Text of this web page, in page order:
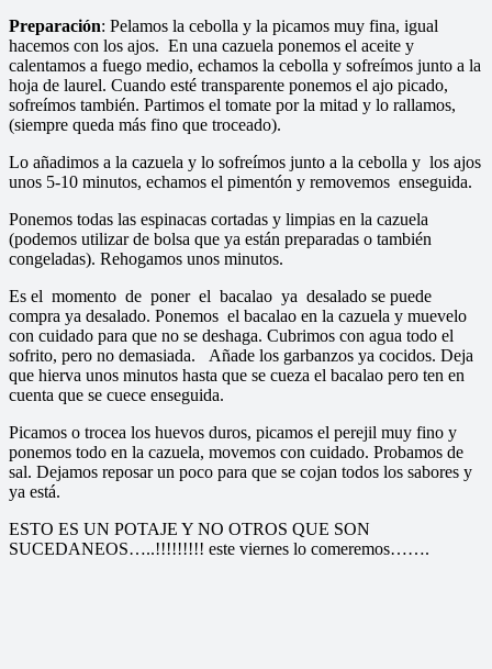
Preparación: Pelamos la cebolla y la picamos muy fina, igual
hacemos con los ajos. En una cazuela ponemos el aceite y
calentamos a fuego medio, echamos la cebolla y sofreímos junto a la
hoja de laurel. Cuando esté transparente ponemos el ajo picado,
sofreímos también. Partimos el tomate por la mitad y lo rallamos,
(siempre queda más fino que troceado).
Lo añadimos a la cazuela y lo sofreímos junto a la cebolla y los ajos
unos 5-10 minutos, echamos el pimentón y removemos enseguida.
Ponemos todas las espinacas cortadas y limpias en la cazuela
(podemos utilizar de bolsa que ya están preparadas o también
congeladas). Rehogamos unos minutos.
Es el momento de poner el bacalao ya desalado se puede
compra ya desalado. Ponemos el bacalao en la cazuela y muevelo
con cuidado para que no se deshaga. Cubrimos con agua todo el
sofrito, pero no demasiada. Añade los garbanzos ya cocidos. Deja
que hierva unos minutos hasta que se cueza el bacalao pero ten en
cuenta que se cuece enseguida.
Picamos o trocea los huevos duros, picamos el perejil muy fino y
ponemos todo en la cazuela, movemos con cuidado. Probamos de
sal. Dejamos reposar un poco para que se cojan todos los sabores y
ya está.
ESTO ES UN POTAJE Y NO OTROS QUE SON
SUCEDANEOS…..!!!!!!!!! este viernes lo comeremos…….